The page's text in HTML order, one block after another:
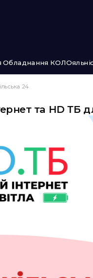
Обладнання
24
та HD ТБ